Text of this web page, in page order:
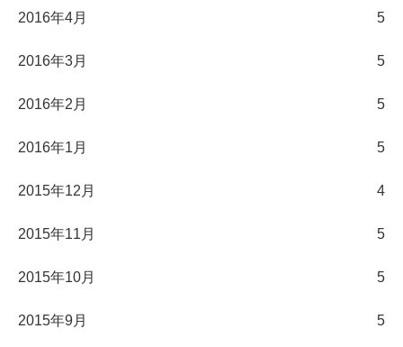
2016年4月 5
2016年3月 5
2016年2月 5
2016年1月 5
2015年12月 4
2015年11月 5
2015年10月 5
2015年9月 5